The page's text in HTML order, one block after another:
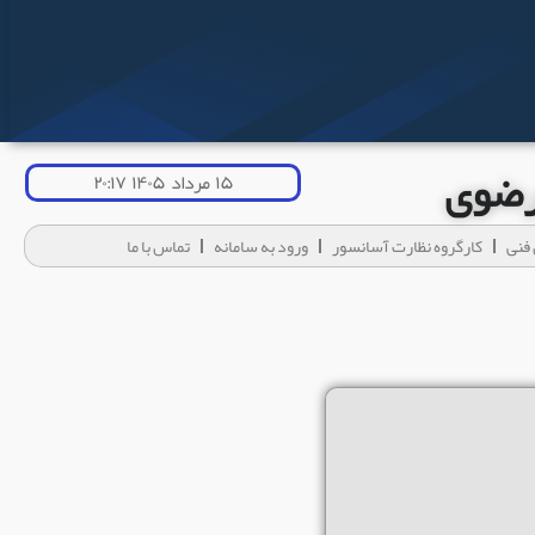
۱۵ مرداد ۱۴۰۵ ۲۰:۱۷
کارگروه نظارت آسانسور ورود به سامانه تماس با ما